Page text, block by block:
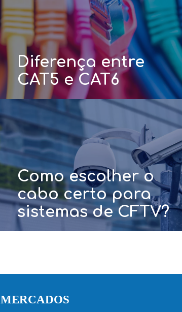
Diferença entre
CAT5 e CAT6
CONSULTE MAIS INFORMAÇÃO
Como escolher o
cabo certo para
sistemas de CFTV?
MERCADOS